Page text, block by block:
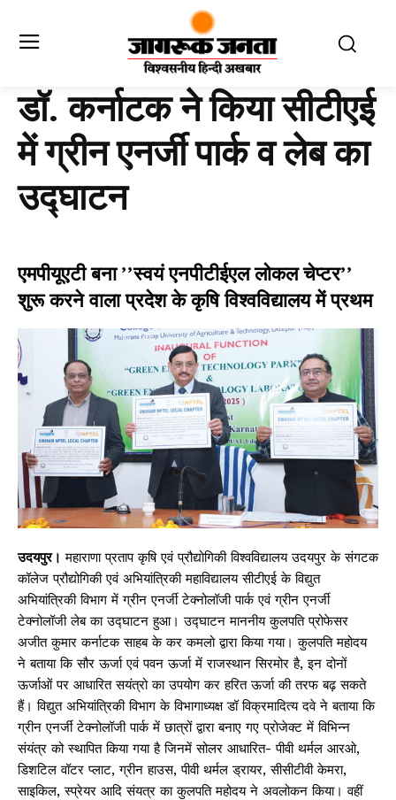
डॉ. कर्नाटक ने किया सीटीएई
में ग्रीन एनर्जी पार्क व लेब का
उद्घाटन
एमपीयूएटी बना ’’स्वयं एनपीटीईएल लोकल चेप्टर’’
शुरू करने वाला प्रदेश के कृषि विश्वविद्यालय में प्रथम
उदयपुर। महाराणा प्रताप कृषि एवं प्रौद्योगिकी विश्वविद्यालय उदयपुर के संगटक
कॉलेज प्रौद्योगिकी एवं अभियांत्रिकी महाविद्यालय सीटीएई के विद्युत
अभियांत्रिकी विभाग में ग्रीन एनर्जी टेक्नोलॉजी पार्क एवं ग्रीन एनर्जी
टेक्नोलॉजी लेब का उद्घाटन हुआ। उद्घाटन माननीय कुलपति प्रोफेसर
अजीत कुमार कर्नाटक साहब के कर कमलो द्वारा किया गया। कुलपति महोदय
ने बताया कि सौर ऊर्जा एवं पवन ऊर्जा में राजस्थान सिरमोर है, इन दोनों
ऊर्जाओं पर आधारित सयंत्रो का उपयोग कर हरित ऊर्जा की तरफ बढ़ सकते
हैं। विद्युत अभियांत्रिकी विभाग के विभागाध्यक्ष डॉ विक्रमादित्य दवे ने बताया कि
ग्रीन एनर्जी टेक्नोलॉजी पार्क में छात्रों द्वारा बनाए गए प्रोजेक्ट में विभिन्न
संयंत्र को स्थापित किया गया है जिनमें सोलर आधारित- पीवी थर्मल आरओ,
डिशटिल वॉटर प्लाट, ग्रीन हाउस, पीवी थर्मल ड्रायर, सीसीटीवी केमरा,
साइकिल, स्प्रेयर आदि संयत्र का कुलपति महोदय ने अवलोकन किया। वहीं